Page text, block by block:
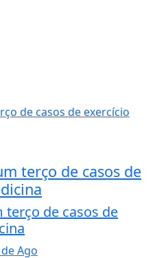
terço de casos de
terço de casos de
Ago